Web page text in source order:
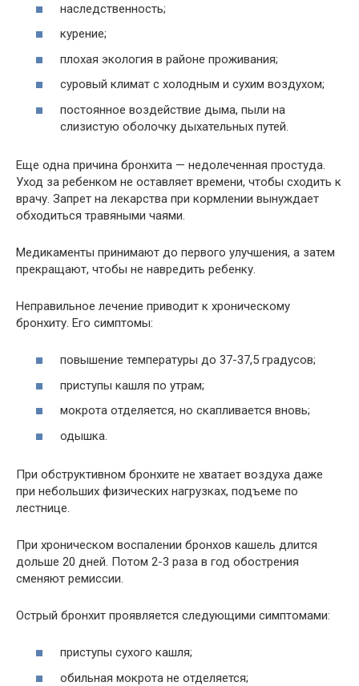
наследственность;
курение;
плохая экология в районе проживания;
суровый климат с холодным и сухим воздухом;
постоянное воздействие дыма, пыли на
слизистую оболочку дыхательных путей.
Еще одна причина бронхита — недолеченная простуда.
Уход за ребенком не оставляет времени, чтобы сходить к
врачу. Запрет на лекарства при кормлении вынуждает
обходиться травяными чаями.
Медикаменты принимают до первого улучшения, а затем
прекращают, чтобы не навредить ребенку.
Неправильное лечение приводит к хроническому
бронхиту. Его симптомы:
повышение температуры до 37-37,5 градусов;
приступы кашля по утрам;
мокрота отделяется, но скапливается вновь;
одышка.
При обструктивном бронхите не хватает воздуха даже
при небольших физических нагрузках, подъеме по
лестнице.
При хроническом воспалении бронхов кашель длится
дольше 20 дней. Потом 2-3 раза в год обострения
сменяют ремиссии.
Острый бронхит проявляется следующими симптомами:
приступы сухого кашля;
обильная мокрота не отделяется;